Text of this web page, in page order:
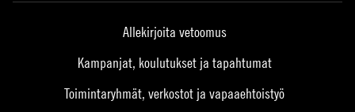
Allekirjoita vetoomus
Kampanjat, koulutukset ja tapahtumat
Toimintaryhmät, verkostot ja vapaaehtoistyö